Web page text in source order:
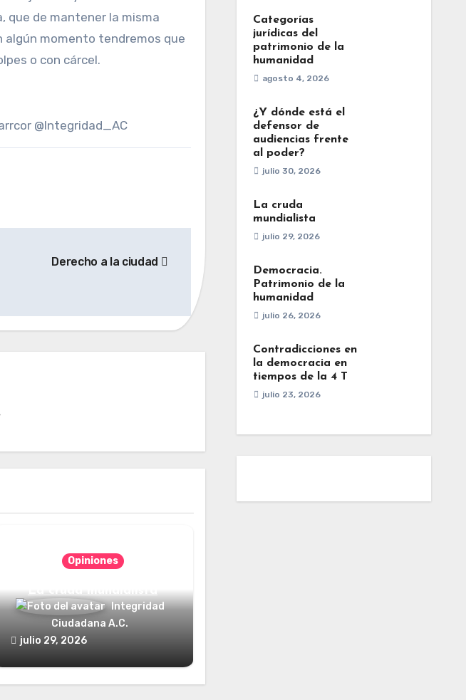
que de mantener la misma
algún momento tendremos que
o con cárcel.
@Integridad_AC
Derecho a la ciudad
Opiniones
La cruda mundialista
Integridad
Ciudadana A.C.
julio 29, 2026
Categorías
jurídicas del
patrimonio de la
humanidad
agosto 4, 2026
¿Y dónde está el
defensor de
audiencias frente
al poder?
julio 30, 2026
La cruda
mundialista
julio 29, 2026
Democracia.
Patrimonio de la
humanidad
julio 26, 2026
Contradicciones en
la democracia en
tiempos de la 4 T
julio 23, 2026